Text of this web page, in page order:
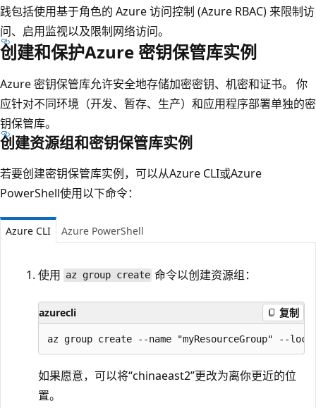
践包括使用基于角色的 Azure 访问控制 (Azure RBAC) 来限制访
问、启用监视以及限制网络访问。
创建和保护Azure 密钥保管库实例
Azure 密钥保管库允许安全地存储加密密钥、机密和证书。 你
应针对不同环境（开发、暂存、生产）和应用程序部署单独的密
钥保管库。
创建资源组和密钥保管库实例
若要创建密钥保管库实例，可以从Azure CLI或Azure
PowerShell使用以下命令：
Azure CLI Azure PowerShell
使用 az group create 命令以创建资源组：
azurecli 复制
如果愿意，可以将“chinaeast2”更改为离你更近的位
置。